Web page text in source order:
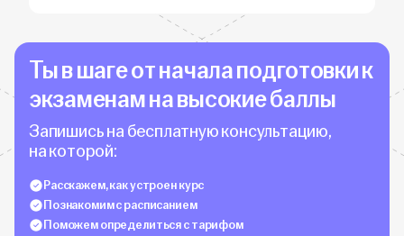
Ты в шаге от начала подготовки к
экзаменам на высокие баллы
Запишись на бесплатную консультацию,
на которой:
Расскажем, как устроен курс
Познакомим с расписанием
Поможем определиться с тарифом